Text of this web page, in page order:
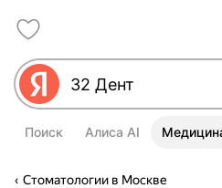
Поиск Алиса AI
Стоматологии в Москве